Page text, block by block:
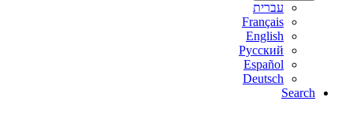
עברית
Français
English
Русский
Español
Deutsch
Search